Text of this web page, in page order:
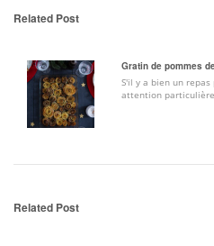
Related Post
Gratin de pommes
S'il y a bien un
attention
Related Post